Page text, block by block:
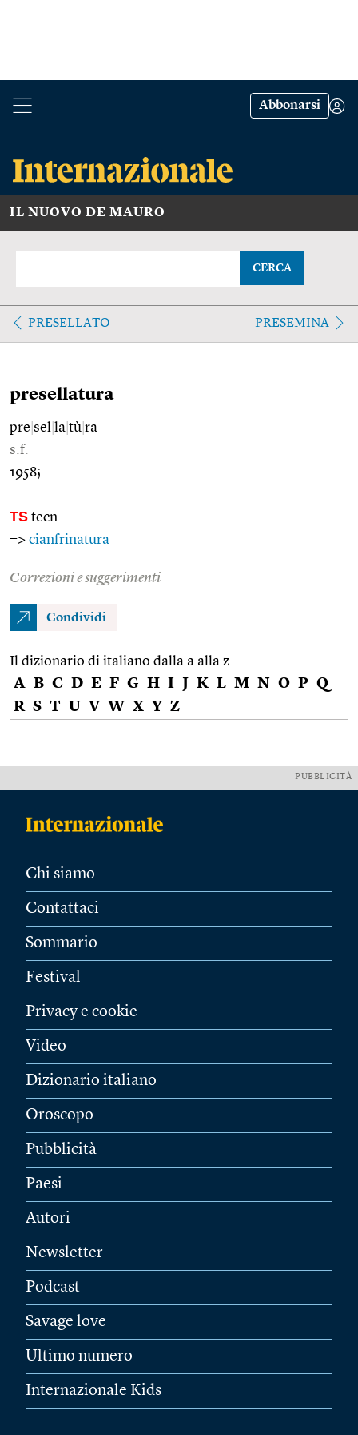
Abbonarsi
IL NUOVO DE MAURO
CERCA
PRESELLATO PRESEMINA
presellatura
pre sel la tù ra
s.f.
1958;
TS tecn.
=> cianfrinatura
Correzioni e suggerimenti
Condividi
Il dizionario di italiano dalla a alla z
A B C D E F G H I J K L M N O P Q
R S T U V W X Y Z
PUBBLICITÀ
Chi siamo
Contattaci
Sommario
Festival
Privacy e cookie
Video
Dizionario italiano
Oroscopo
Pubblicità
Paesi
Autori
Newsletter
Podcast
Savage love
Ultimo numero
Internazionale Kids